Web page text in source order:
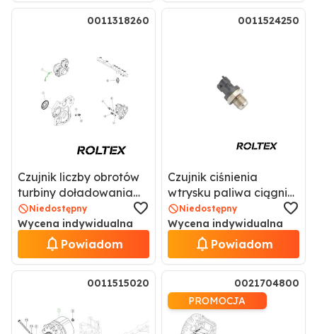
0011318260
Czujnik liczby obrotów
turbiny doładowania
0011318260 / 11318260
Niedostępny
Wycena indywidualna
Powiadom
0011524250
Czujnik ciśnienia
wtrysku paliwa ciągnik
CLAAS Elios, Nexos
0011524250
Niedostępny
Wycena indywidualna
Powiadom
0011515020
0021704800
PROMOCJA